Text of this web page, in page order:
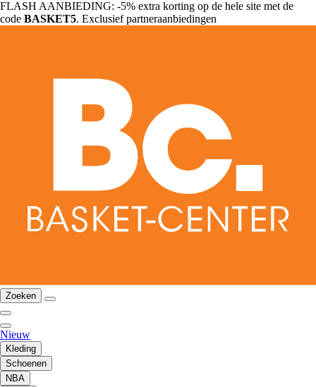
FLASH AANBIEDING: -5% extra korting op de hele site met de
code BASKET5. Exclusief partneraanbiedingen
Zoeken
Nieuw
Kleding
Schoenen
NBA